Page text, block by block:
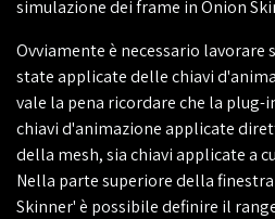
simulazione dei frame in Onion
Ovviamente è necessario lavorare
state applicate delle chiavi
vale la pena ricordare che la plug-
chiavi d'animazione applicate
della mesh, sia chiavi applicate a
Nella parte superiore della
Skinner' è possibile definire il